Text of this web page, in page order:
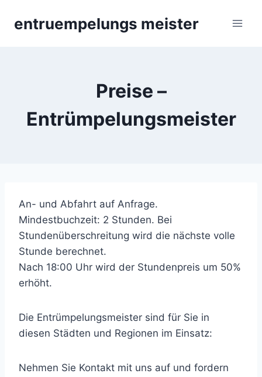
entruempelungs meister
Preise –
Entrümpelungsmeister
An- und Abfahrt auf Anfrage.
Mindestbuchzeit: 2 Stunden. Bei
Stundenüberschreitung wird die nächste volle
Stunde berechnet.
Nach 18:00 Uhr wird der Stundenpreis um 50%
erhöht.
Die Entrümpelungsmeister sind für Sie in
diesen Städten und Regionen im Einsatz:
Nehmen Sie Kontakt mit uns auf und fordern